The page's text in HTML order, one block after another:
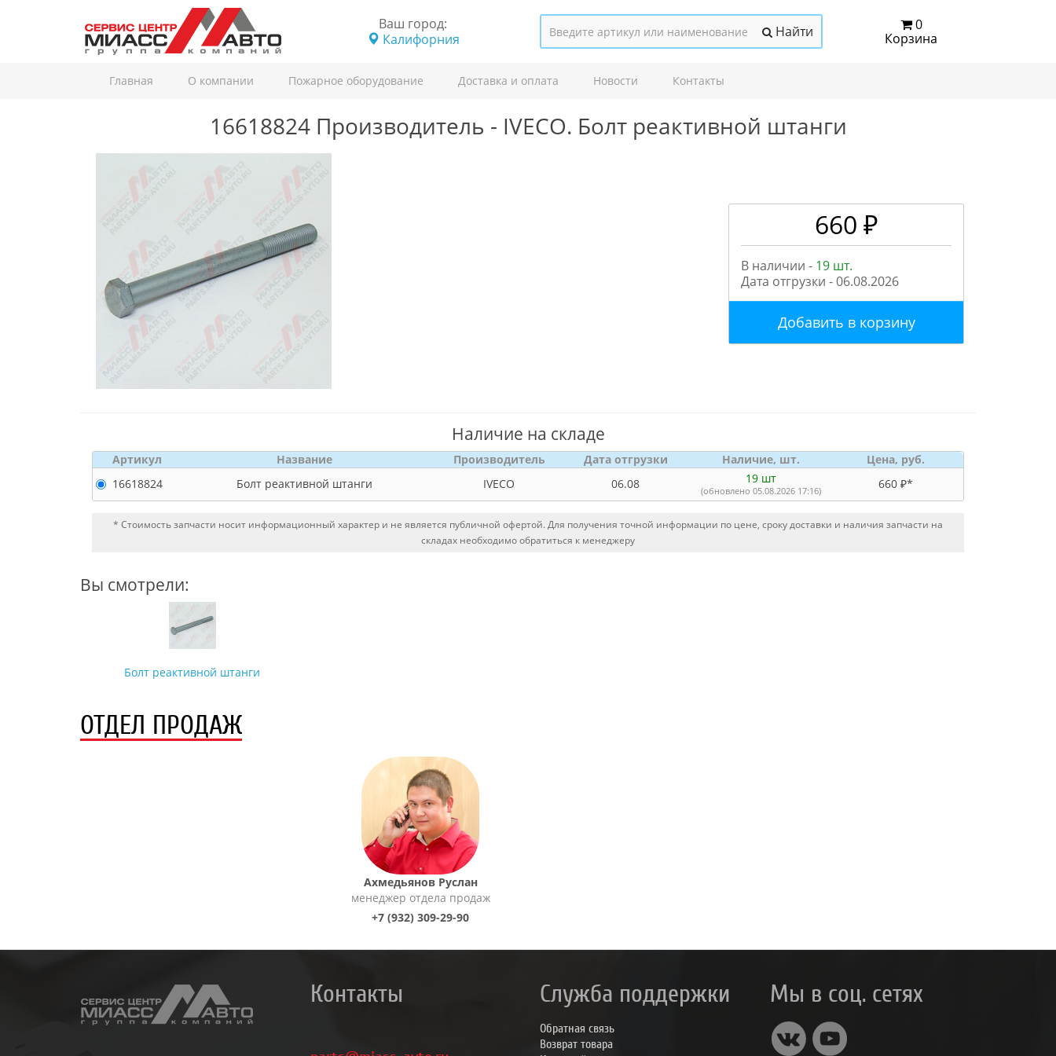
Ваш город:
Калифорния
Найти
0
Корзина
Главная О компании Пожарное оборудование Доставка и оплата Новости Контакты
16618824 Производитель - IVECO. Болт реактивной штанги
660 ₽
В наличии - 19 шт.
Дата отгрузки -06.08.2026
Добавить в корзину
Наличие на складе
Артикул Название Производитель Дата отгрузки Наличие, шт.
Цена, руб.
16618824
Болт реактивной штанги IVECO 06.08 19 шт
(обновлено 05.08.2026 17:16) 660 ₽*
* Стоимость запчасти носит информационный характер и не является публичной офертой. Для получения точной информации по цене, сроку доставки и наличия запчасти на
складах необходимо обратиться к менеджеру
Вы смотрели:
Болт реактивной штанги
ОТДЕЛ ПРОДАЖ
Ахмедьянов Руслан
менеджер отдела продаж
+7 (932) 309-29-90
Контакты Служба поддержки
Обратная связь
Возврат товара
Мы в соц. сетях